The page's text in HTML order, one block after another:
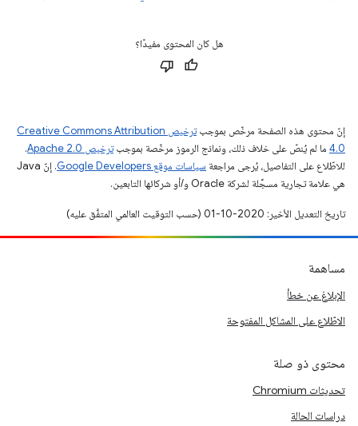
هل كان المحتوى مفيدًا؟
إنّ محتوى هذه الصفحة مرخّص بموجب
ترخيص Creative Commons Attribution
4.0‏ ما لم يُنصّ على خلاف ذلك، ونماذج الرموز مرخّصة بموجبترخيص Apache 2.0‏
.
للاطّلاع على التفاصيل، يُرجى مراجعة سياسات موقع Google Developers‏
. إنّ Java
هي علامة تجارية مسجَّلة لشركة Oracle و/أو شركائها التابعين.
تاريخ التعديل الأخير: 2020-10-01 (حسب التوقيت العالمي المتفَّق عليه)
مساهمة
الإبلاغ عن خطأ
الاطّلاع على المشاكل المفتوحة
محتوى ذو صلة
تحديثات Chromium
دراسات الحالة